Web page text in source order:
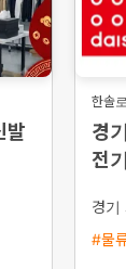
발
한솔
경
전
경기
#물